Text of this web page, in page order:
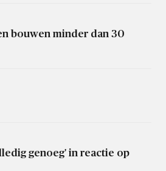
bouwen minder dan 30
genoeg' in reactie op